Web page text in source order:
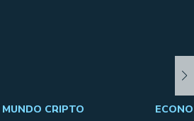
MUNDO CRIPTO